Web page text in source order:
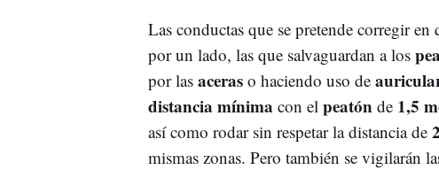
Las conductas que se pretende corregir en
por un lado, las que salvaguardan a los
por las aceraso haciendo uso de
distancia mínima con el peatónde 1,5
así como rodar sin respetar la distancia de
mismas zonas. Pero también se vigilarán